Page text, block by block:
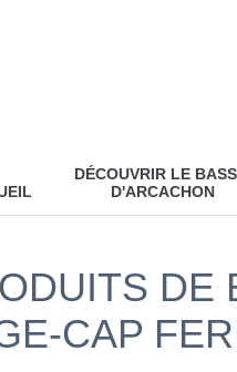
DÉCOUVRIR LE
D'ARCACHON
DE
CAP